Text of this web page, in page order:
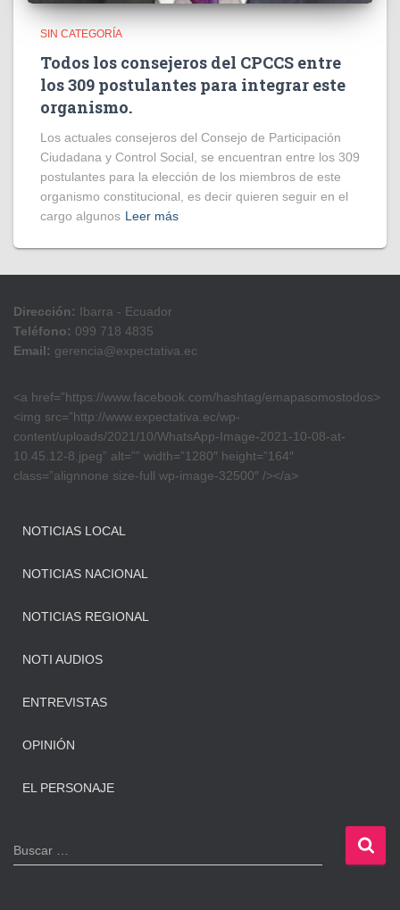
SIN CATEGORÍA
Todos los consejeros del CPCCS entre
los 309 postulantes para integrar este
organismo.
Los actuales consejeros del Consejo de Participación
Ciudadana y Control Social, se encuentran entre los 309
postulantes para la elección de los miembros de este
organismo constitucional, es decir quieren seguir en el
cargo algunos Leer más
Dirección: Ibarra - Ecuador
Teléfono: 099 718 4835
Email: gerencia@expectativa.ec
<a href=”https://www.facebook.com/hashtag/emapasomostodos>
<img src=”http://www.expectativa.ec/wp-
content/uploads/2021/10/WhatsApp-Image-2021-10-08-at-
10.45.12-8.jpeg” alt=”” width=”1280″ height=”164″
class=”alignnone size-full wp-image-32500″ /></a>
NOTICIAS LOCAL
NOTICIAS NACIONAL
NOTICIAS REGIONAL
NOTI AUDIOS
ENTREVISTAS
OPINIÓN
EL PERSONAJE
B
u
Buscar …